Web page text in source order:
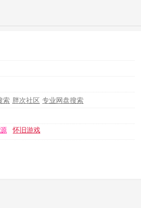
索 胖次社区 专业网盘搜索
怀旧游戏